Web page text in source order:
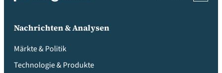
Nachrichten & Analysen
Märkte & Politik
Technologie & Produkte